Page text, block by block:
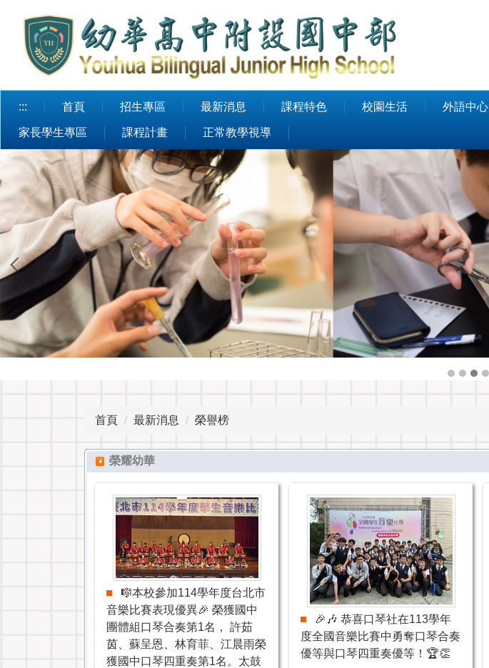
::: 首頁 招生專區 最新消息 課程特色 校園生活 外語中心
家長學生專區 課程計畫 正常教學視導
首頁 最新消息 榮譽榜
榮耀幼華
🎼本校參加114學年度台北市
音樂比賽表現優異🎉 榮獲國中
團體組口琴合奏第1名， 許茹
茵、蘇呈恩、林育菲、江晨雨榮
獲國中口琴四重奏第1名。太鼓
🎉🎶 恭喜口琴社在113學年
度全國音樂比賽中勇奪口琴合奏
優等與口琴四重奏優等！🏆👏